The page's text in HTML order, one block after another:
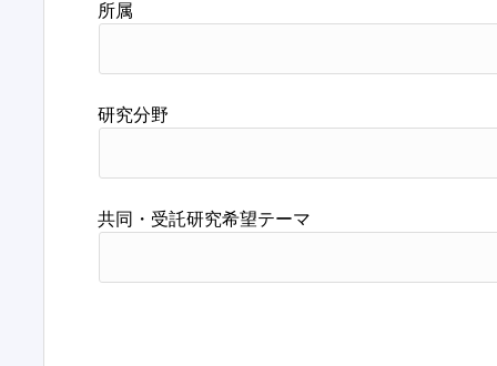
所属
研究分野
共同・受託研究希望テーマ